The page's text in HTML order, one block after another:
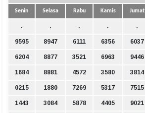
Senin Selasa Rabu Kamis Jumat
. . . . .
9595 8947 6111 6356 6037
6204 8877 3521 6963 9446
1684 8881 4572 3580 3814
0215 1880 7269 5317 7515
1443 3084 5878 4405 9021